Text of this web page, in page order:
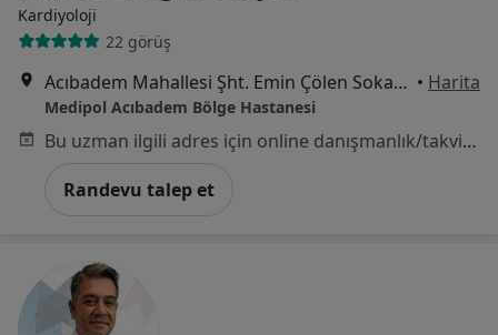
Kardiyoloji
22 görüş
Acıbadem Mahallesi Şht. Emin Çölen Sokağı No:4, Kadıköy • Harita
Medipol Acıbadem Bölge Hastanesi
Bu uzman ilgili adres için online danışmanlık/takvim sunmuyor.
Randevu talep et